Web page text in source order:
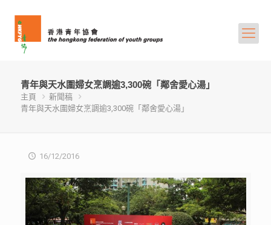
青年與天水圍婦女烹調逾3,300碗「鄰舍愛心湯」
主頁
新聞稿
青年與天水圍婦女烹調逾3,300碗「鄰舍愛心湯」
16/12/2016